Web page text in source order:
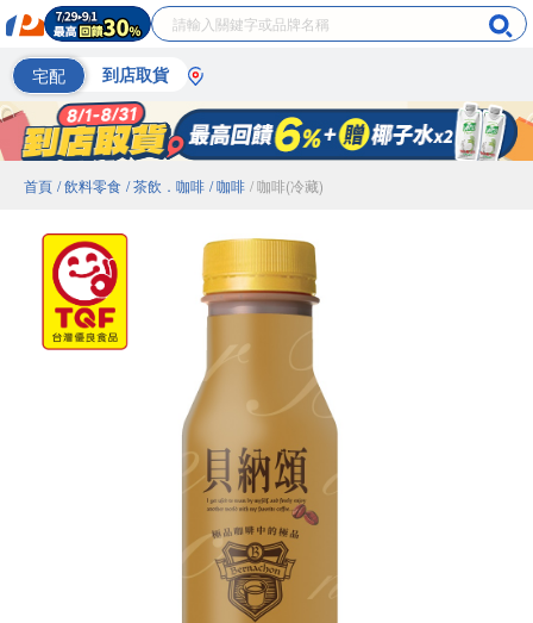
宅配 到店取貨
首頁 / 飲料零食 / 茶飲．咖啡 / 咖啡 / 咖啡(冷藏)